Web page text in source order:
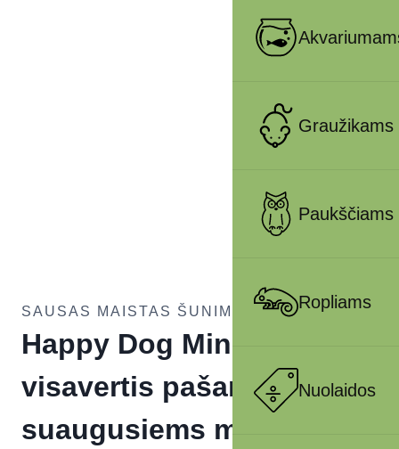
Graužikams
Paukščiams
Ropliams
Nuolaidos
SAUSAS MAISTAS ŠUNIMS
Happy Dog Mini Montana
visavertis pašaras
suaugusiems mažų